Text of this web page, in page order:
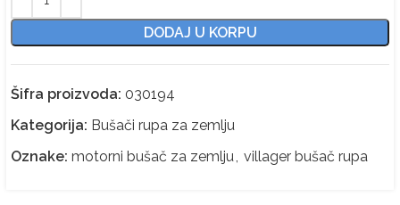
DODAJ U KORPU
Šifra proizvoda: 030194
Kategorija: Bušači rupa za zemlju
Oznake: motorni bušač za zemlju villager bušač rupa